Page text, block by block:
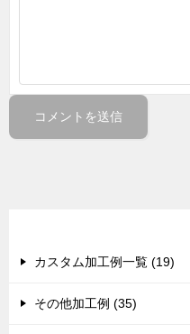
カスタム加工例一覧 (19)
その他加工例 (35)